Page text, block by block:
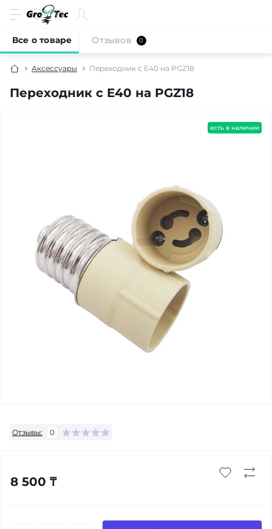
Аксессуары Переходник с E40 на PGZ18
Переходник с E40 на PGZ18
Все о товаре Отзывов 0
есть в наличии
Отзывы: 0
8 500 ₸